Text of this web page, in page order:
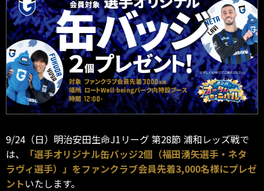
9/24（日）明治安田生命J1リーグ 第28節 浦和レッズ戦で
は、
「選手オリジナル缶バッジ2個（福田湧矢選手・ネタ
ラヴィ選手）」をファンクラブ会員先着3,000名様にプレゼ
ントいたします。